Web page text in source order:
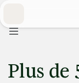
Main
Plus de